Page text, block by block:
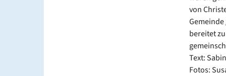
von
Gemeinde
bereitet
Text:
Fotos: